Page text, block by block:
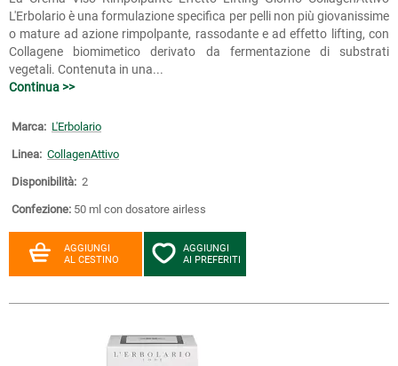
L'Erbolario è una formulazione specifica per pelli non più giovanissime
o mature ad azione rimpolpante, rassodante e ad effetto lifting, con
Collagene biomimetico derivato da fermentazione di substrati
vegetali. Contenuta in una...
Continua >>
Marca: L'Erbolario
Linea: CollagenAttivo
Disponibilità: 2
Confezione: 50 ml con dosatore airless
AGGIUNGI
AL CESTINO
AGGIUNGI
AI PREFERITI